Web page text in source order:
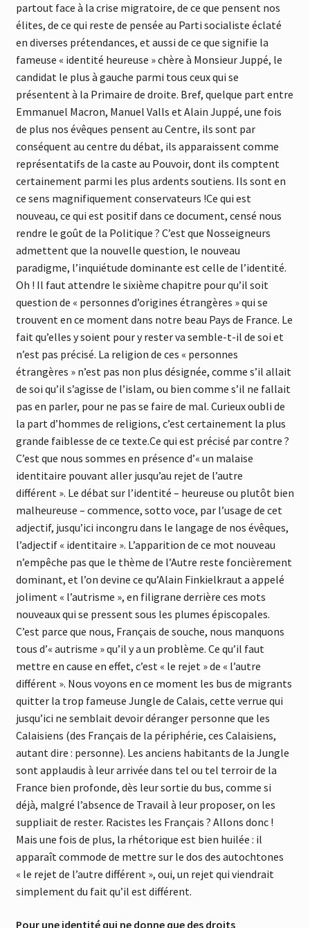
partout face à la crise migratoire, de ce que pensent nos
élites, de ce qui reste de pensée au Parti socialiste éclaté
en diverses prétendances, et aussi de ce que signifie la
fameuse « identité heureuse » chère à Monsieur Juppé, le
candidat le plus à gauche parmi tous ceux qui se
présentent à la Primaire de droite. Bref, quelque part entre
Emmanuel Macron, Manuel Valls et Alain Juppé, une fois
de plus nos évêques pensent au Centre, ils sont par
conséquent au centre du débat, ils apparaissent comme
représentatifs de la caste au Pouvoir, dont ils comptent
certainement parmi les plus ardents soutiens. Ils sont en
ce sens magnifiquement conservateurs !Ce qui est
nouveau, ce qui est positif dans ce document, censé nous
rendre le goût de la Politique ? C’est que Nosseigneurs
admettent que la nouvelle question, le nouveau
paradigme, l’inquiétude dominante est celle de l’identité.
Oh ! Il faut attendre le sixième chapitre pour qu’il soit
question de « personnes d’origines étrangères » qui se
trouvent en ce moment dans notre beau Pays de France. Le
fait qu’elles y soient pour y rester va semble-t-il de soi et
n’est pas précisé. La religion de ces « personnes
étrangères » n’est pas non plus désignée, comme s’il allait
de soi qu’il s’agisse de l’islam, ou bien comme s’il ne fallait
pas en parler, pour ne pas se faire de mal. Curieux oubli de
la part d’hommes de religions, c’est certainement la plus
grande faiblesse de ce texte.Ce qui est précisé par contre ?
C’est que nous sommes en présence d’« un malaise
identitaire pouvant aller jusqu’au rejet de l’autre
différent ». Le débat sur l’identité – heureuse ou plutôt bien
malheureuse – commence, sotto voce, par l’usage de cet
adjectif, jusqu’ici incongru dans le langage de nos évêques,
l’adjectif « identitaire ». L’apparition de ce mot nouveau
n’empêche pas que le thème de l’Autre reste foncièrement
dominant, et l’on devine ce qu’Alain Finkielkraut a appelé
joliment « l’autrisme », en filigrane derrière ces mots
nouveaux qui se pressent sous les plumes épiscopales.
C’est parce que nous, Français de souche, nous manquons
tous d’« autrisme » qu’il y a un problème. Ce qu’il faut
mettre en cause en effet, c’est « le rejet » de « l’autre
différent ». Nous voyons en ce moment les bus de migrants
quitter la trop fameuse Jungle de Calais, cette verrue qui
jusqu’ici ne semblait devoir déranger personne que les
Calaisiens (des Français de la périphérie, ces Calaisiens,
autant dire : personne). Les anciens habitants de la Jungle
sont applaudis à leur arrivée dans tel ou tel terroir de la
France bien profonde, dès leur sortie du bus, comme si
déjà, malgré l’absence de Travail à leur proposer, on les
suppliait de rester. Racistes les Français ? Allons donc !
Mais une fois de plus, la rhétorique est bien huilée : il
apparaît commode de mettre sur le dos des autochtones
« le rejet de l’autre différent », oui, un rejet qui viendrait
simplement du fait qu’il est différent.
Pour une identité qui ne donne que des droits